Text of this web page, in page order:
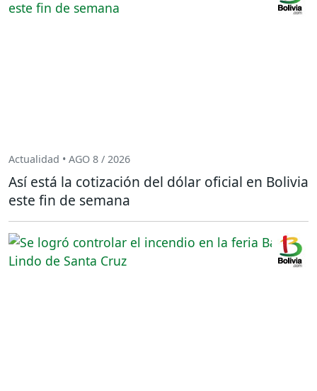
Actualidad • AGO 8 / 2026
Así está la cotización del dólar oficial en Bolivia
este fin de semana